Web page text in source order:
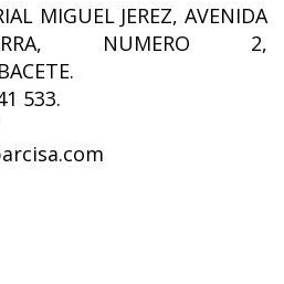
MIGUEL JEREZ, AVENIDA
NUMERO 2,
533.